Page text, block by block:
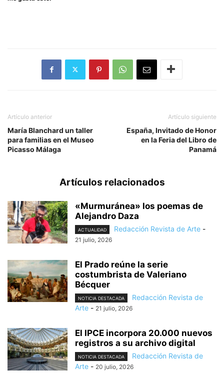
Artículo anterior
María Blanchard un taller
para familias en el Museo
Picasso Málaga
Artículo siguiente
España, Invitado de Honor
en la Feria del Libro de
Panamá
Artículos relacionados
«Murmuránea» los poemas de
Alejandro Daza
ACTUALIDAD Redacción Revista de Arte -
21 julio, 2026
El Prado reúne la serie
costumbrista de Valeriano
Bécquer
NOTICIA DESTACADA
Redacción Revista de
Arte - 21 julio, 2026
El IPCE incorpora 20.000 nuevos
registros a su archivo digital
NOTICIA DESTACADA
Redacción Revista de
Arte - 20 julio, 2026